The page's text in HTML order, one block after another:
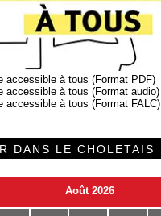
accessible à tous (Format PDF)
accessible à tous (Format audio)
accessible à tous (Format FALC)
DANS LE CHOLETAIS
Août 2026